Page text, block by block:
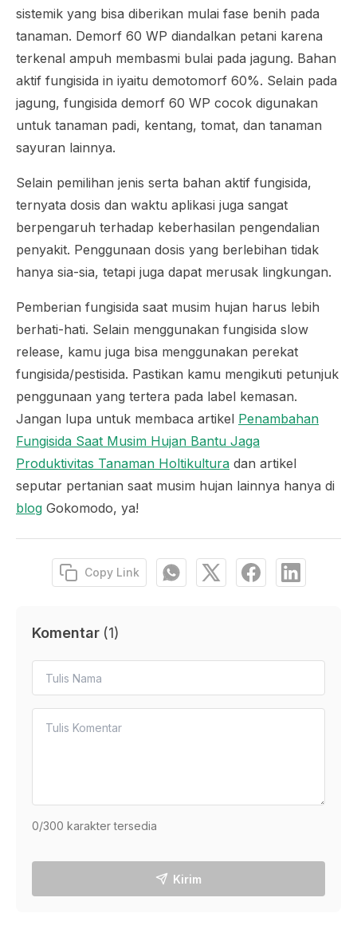
sistemik yang bisa diberikan mulai fase benih pada
tanaman. Demorf 60 WP diandalkan petani karena
terkenal ampuh membasmi bulai pada jagung. Bahan
aktif fungisida in iyaitu demotomorf 60%. Selain pada
jagung, fungisida demorf 60 WP cocok digunakan
untuk tanaman padi, kentang, tomat, dan tanaman
sayuran lainnya.
Selain pemilihan jenis serta bahan aktif fungisida,
ternyata dosis dan waktu aplikasi juga sangat
berpengaruh terhadap keberhasilan pengendalian
penyakit. Penggunaan dosis yang berlebihan tidak
hanya sia-sia, tetapi juga dapat merusak lingkungan.
Pemberian fungisida saat musim hujan harus lebih
berhati-hati. Selain menggunakan fungisida slow
release, kamu juga bisa menggunakan perekat
fungisida/pestisida. Pastikan kamu mengikuti petunjuk
penggunaan yang tertera pada label kemasan.
Jangan lupa untuk membaca artikel Penambahan
Fungisida Saat Musim Hujan Bantu Jaga
Produktivitas Tanaman Holtikultura dan artikel
seputar pertanian saat musim hujan lainnya hanya di
blog Gokomodo, ya!
Copy Link
Komentar (1)
0/300 karakter tersedia
Kirim